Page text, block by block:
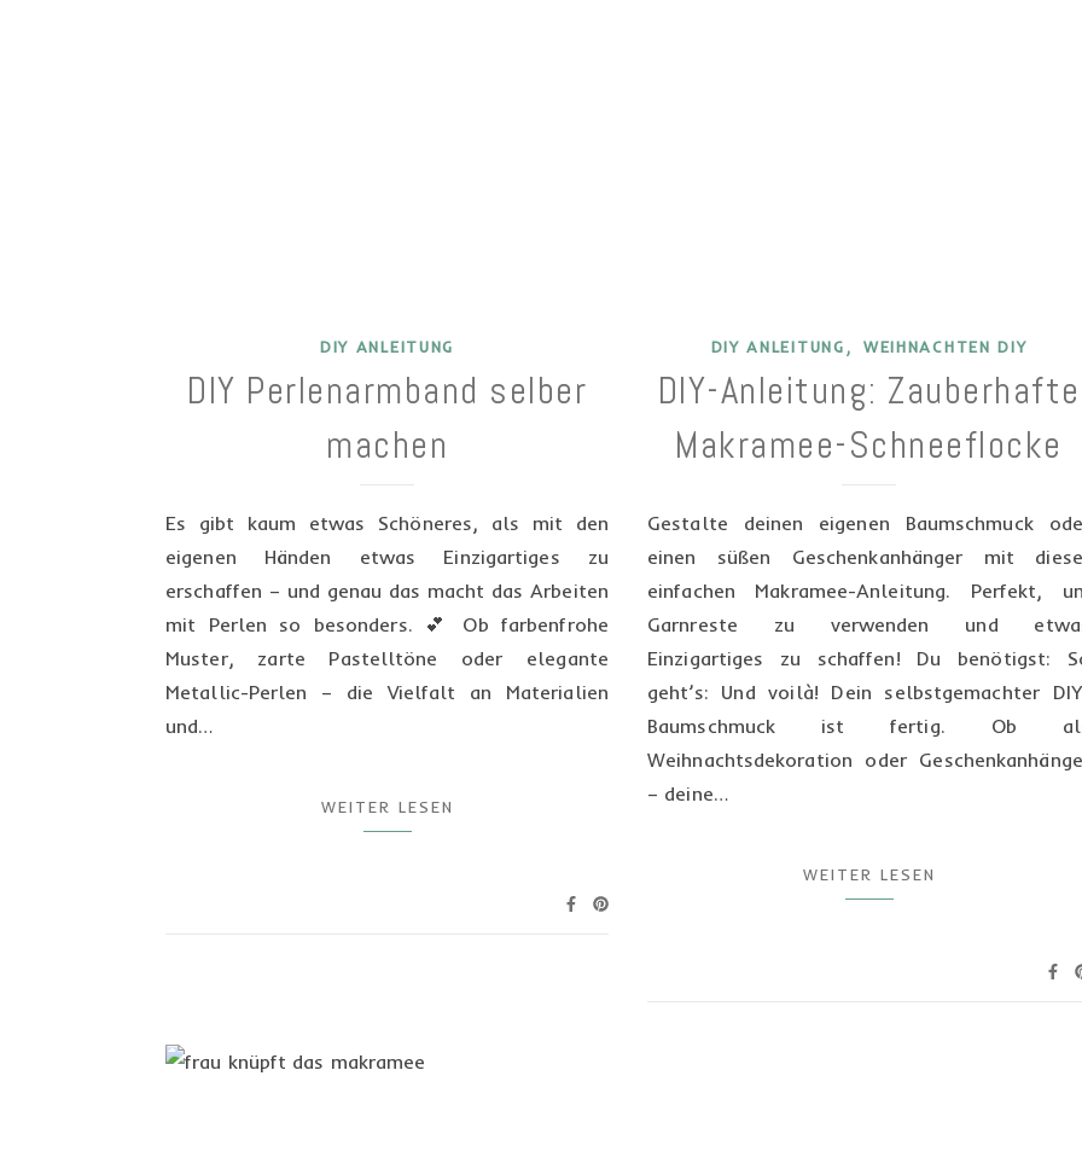
DIY ANLEITUNG
DIY Perlenarmband selber
machen
Es gibt kaum etwas Schöneres, als mit den
eigenen Händen etwas Einzigartiges zu
erschaffen – und genau das macht das Arbeiten
mit Perlen so besonders. 💕 Ob farbenfrohe
Muster, zarte Pastelltöne oder elegante
Metallic-Perlen – die Vielfalt an Materialien
und…
WEITER LESEN
DIY ANLEITUNG , WEIHNACHTEN DIY
DIY-Anleitung: Zauberhafte
Makramee-Schneeflocke
Gestalte deinen eigenen Baumschmuck
einen süßen Geschenkanhänger mit
einfachen Makramee-Anleitung. Perfekt,
Garnreste zu verwenden und
Einzigartiges zu schaffen! Du benötigst:
geht’s: Und voilà! Dein selbstgemachter
Baumschmuck ist fertig. Ob
Weihnachtsdekoration oder
– deine…
WEITER LESEN